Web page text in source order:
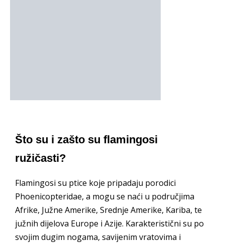
Što su i zašto su flamingosi
ružičasti?
Flamingosi su ptice koje pripadaju porodici
Phoenicopteridae, a mogu se naći u područjima
Afrike, Južne Amerike, Srednje Amerike, Kariba, te
južnih dijelova Europe i Azije. Karakteristični su po
svojim dugim nogama, savijenim vratovima i